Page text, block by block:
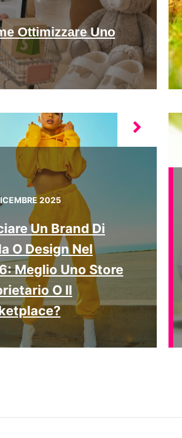
Ottimizzare Uno
2025
Un Brand Di
O Design Nel
Meglio Uno Store
O Il